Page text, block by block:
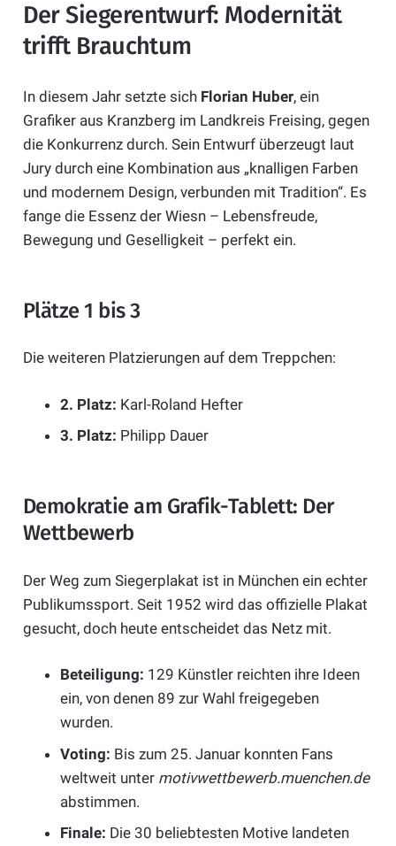
Der Siegerentwurf: Modernität
trifft Brauchtum
In diesem Jahr setzte sich Florian Huber, ein
Grafiker aus Kranzberg im Landkreis Freising, gegen
die Konkurrenz durch. Sein Entwurf überzeugt laut
Jury durch eine Kombination aus „knalligen Farben
und modernem Design, verbunden mit Tradition“. Es
fange die Essenz der Wiesn – Lebensfreude,
Bewegung und Geselligkeit – perfekt ein.
Plätze 1 bis 3
Die weiteren Platzierungen auf dem Treppchen:
2. Platz: Karl-Roland Hefter
3. Platz: Philipp Dauer
Demokratie am Grafik-Tablett: Der
Wettbewerb
Der Weg zum Siegerplakat ist in München ein echter
Publikumssport. Seit 1952 wird das offizielle Plakat
gesucht, doch heute entscheidet das Netz mit.
Beteiligung: 129 Künstler reichten ihre Ideen
ein, von denen 89 zur Wahl freigegeben
wurden.
Voting: Bis zum 25. Januar konnten Fans
weltweit unter motivwettbewerb.muenchen.de
abstimmen.
Finale: Die 30 beliebtesten Motive landeten